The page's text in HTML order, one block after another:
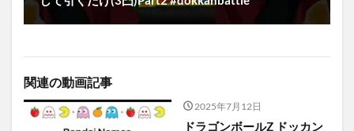
関連の動画記事
2025年7月12日
ドラゴンボールZ ドッカン